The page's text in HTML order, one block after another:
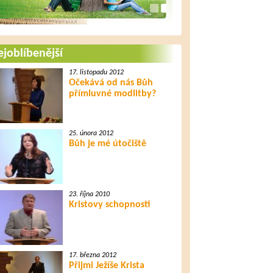
17. listopadu 2012
Očekává od nás Bůh
přímluvné modlitby?
25. února 2012
Bůh je mé útočiště
23. října 2010
Kristovy schopnosti
17. března 2012
Přijmi Ježíše Krista